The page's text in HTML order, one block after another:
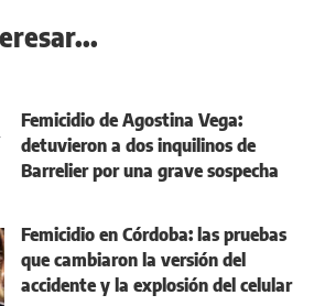
Femicidio de Agostina Vega:
detuvieron a dos inquilinos de
Barrelier por una grave sospecha
Femicidio en Córdoba: las pruebas
que cambiaron la versión del
accidente y la explosión del celular